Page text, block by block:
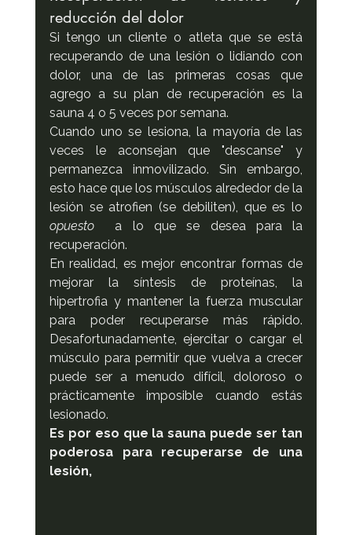
reducción del dolor
Si tengo un cliente o atleta que se está
recuperando de una lesión o lidiando con
dolor, una de las primeras cosas que
agrego a su plan de recuperación es la
sauna 4 o 5 veces por semana.
Cuando uno se lesiona, la mayoría de las
veces le aconsejan que "descanse" y
permanezca inmovilizado. Sin embargo,
esto hace que los músculos alrededor de la
opuesto
a lo que se desea para la
recuperación.
En realidad, es mejor encontrar formas de
mejorar la síntesis de proteínas, la
hipertrofia y mantener la fuerza muscular
para poder recuperarse más rápido.
Desafortunadamente, ejercitar o cargar el
músculo para permitir que vuelva a crecer
puede ser a menudo difícil, doloroso o
prácticamente imposible cuando estás
lesionado.
Es por eso que la sauna puede ser tan
poderosa para recuperarse de una
lesión,